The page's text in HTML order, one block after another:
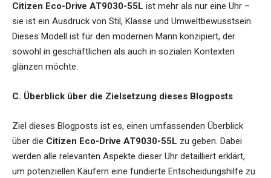
Citizen Eco-Drive AT9030-55L ist mehr als nur eine Uhr –
sie ist ein Ausdruck von Stil, Klasse und Umweltbewusstsein.
Dieses Modell ist für den modernen Mann konzipiert, der
sowohl in geschäftlichen als auch in sozialen Kontexten
glänzen möchte.
C. Überblick über die Zielsetzung dieses Blogposts
Ziel dieses Blogposts ist es, einen umfassenden Überblick
über die Citizen Eco-Drive AT9030-55L zu geben. Dabei
werden alle relevanten Aspekte dieser Uhr detailliert erklärt,
um potenziellen Käufern eine fundierte Entscheidungshilfe zu